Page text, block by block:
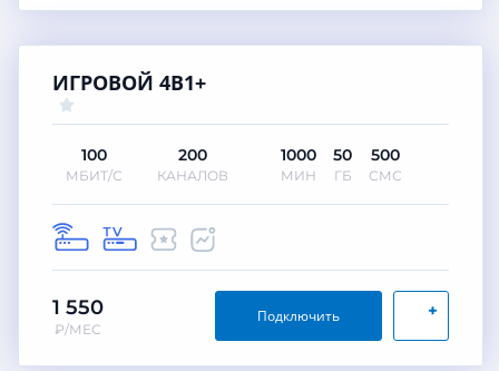
ИГРОВОЙ 4В1+
100
МБИТ/С
200
КАНАЛОВ
1000
МИН
50
ГБ
500
СМС
1 550
₽/МЕС
+
Подключить